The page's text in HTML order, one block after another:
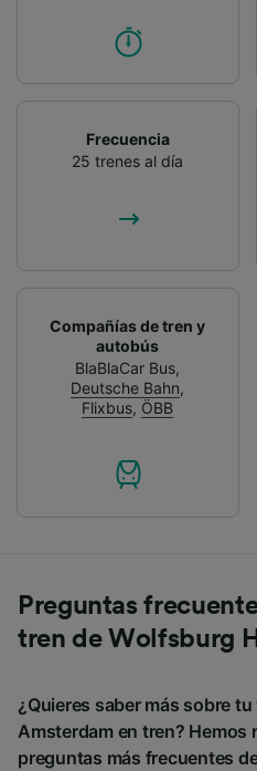
Frecuencia
25 trenes al día
Compañías de tren y
autobús
BlaBlaCar Bus,
Deutsche Bahn,
Flixbus, ÖBB
Preguntas
tren de Wolfsburg
¿Quieres saber más sobre
Amsterdam en tren? Hemos
preguntas más frecuentes